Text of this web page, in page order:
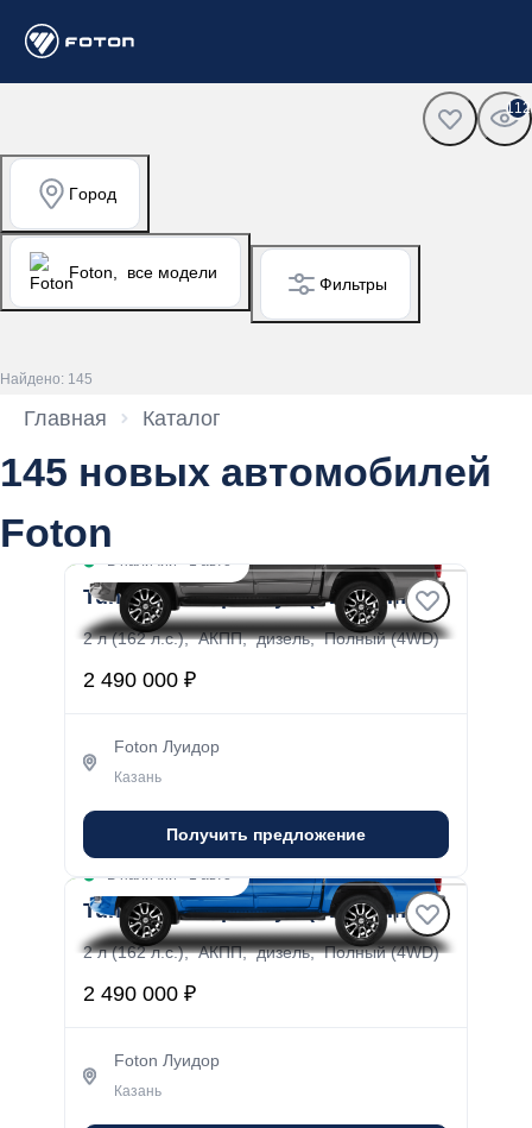
112
Город
Foton, все модели
Фильтры
Найдено: 145
Главная Каталог
145 новых автомобилей
Foton
В наличии 1 авто
Tunland G7 Премиум (Premium)
2 л (162 л.с.), АКПП, дизель, Полный (4WD)
2 490 000 ₽
Foton Луидор
Казань
Получить предложение
В наличии 1 авто
Tunland G7 Премиум (Premium)
2 л (162 л.с.), АКПП, дизель, Полный (4WD)
2 490 000 ₽
Foton Луидор
Казань